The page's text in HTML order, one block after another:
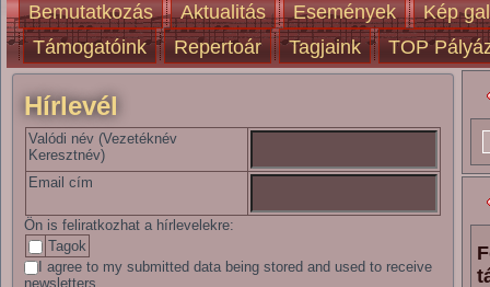
Bemutatkozás Aktualitás Események
Kép
Támogatóink
Repertoár Tagjaink TOP
Hírlevél
Valódi név (Vezetéknév
Keresztnév)
Email cím
Ön is feliratkozhat a hírlevelekre:
Tagok
I agree to my submitted data being stored and used to receive
newsletters